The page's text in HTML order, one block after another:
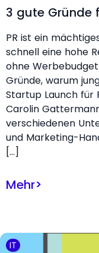
3 gute Gründe
PR ist ein
schnell eine hohe
ohne
Gründe, warum
Startup Launch für
Carolin
verschiedenen
und Marketing-
[…]
Mehr>
IT